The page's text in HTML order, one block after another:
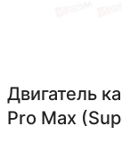
Двигатель
Pro Max